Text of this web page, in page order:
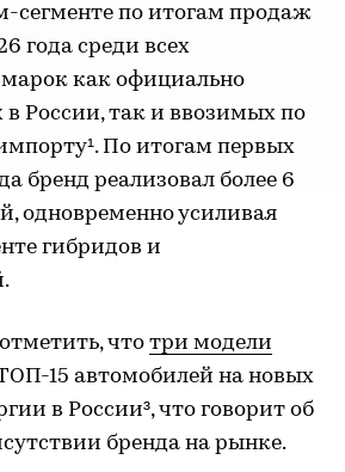
сегменте по итогам продаж
года среди всех
как официально
в России, так и ввозимых по
По итогам первых
бренд реализовал более 6
одновременно усиливая
гибридов и
что три модели
15 автомобилей на новых
в России³, что говорит об
бренда на рынке.